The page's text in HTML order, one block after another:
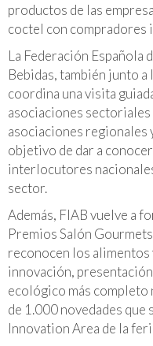
productos de las
coctel con compradores
La Federación Española
Bebidas, también junto
coordina una visita
asociaciones
asociaciones regionales
objetivo de dar a
interlocutores
sector.
Además, FIAB vuelve a
Premios Salón
reconocen los alimentos
innovación,
ecológico más
de 1.000 novedades que
Innovation Area de la